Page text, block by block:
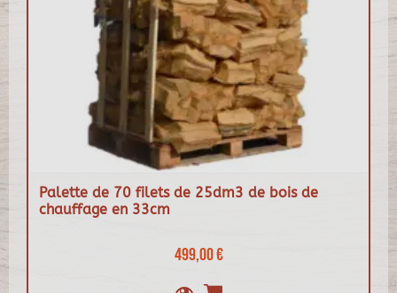
Palette de 70 filets de 25dm3 de bois de
chauffage en 33cm
499,00 €